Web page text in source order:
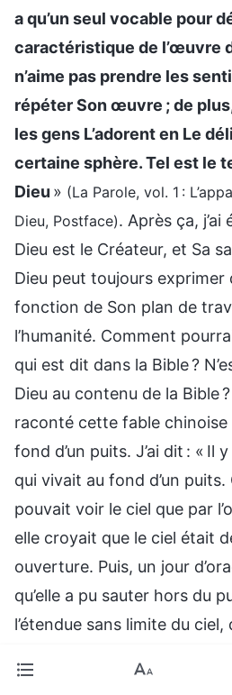
a qu’un seul vocable pour
caractéristique de l’œuvre
n’aime pas prendre les
répéter Son œuvre ; de
les gens L’adorent en Le
certaine sphère. Tel est le
Dieu » (La Parole, vol. 1 :
Dieu, Postface). Après ça, j’ai
Dieu est le Créateur, et Sa
Dieu peut toujours exprimer
fonction de Son plan de
l’humanité. Comment
qui est dit dans la Bible ?
Dieu au contenu de la Bible
raconté cette fable chinoise
fond d’un puits. J’ai dit : « Il
qui vivait au fond d’un puits.
pouvait voir le ciel que par
elle croyait que le ciel était
ouverture. Puis, un jour
qu’elle a pu sauter hors du
l’étendue sans limite du
compte que c’était juste